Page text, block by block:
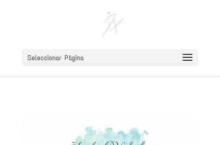
Seleccionar Página